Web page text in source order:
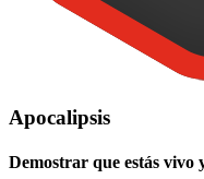
Apocalipsis
Demostrar que estás